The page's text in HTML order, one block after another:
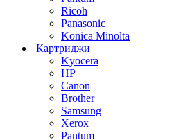
Ricoh
Panasonic
Konica Minolta
Картриджи
Kyocera
HP
Canon
Brother
Samsung
Xerox
Pantum